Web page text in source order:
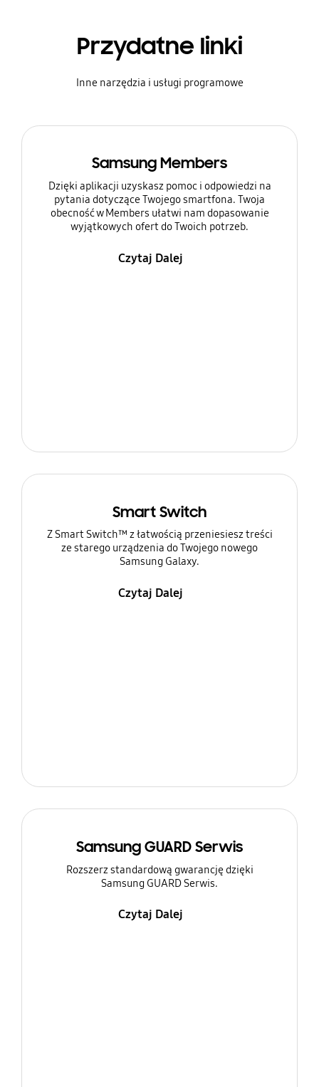
Przydatne linki
Inne narzędzia i usługi programowe
Samsung Members
Dzięki aplikacji uzyskasz pomoc i odpowiedzi na
pytania dotyczące Twojego smartfona. Twoja
obecność w Members ułatwi nam dopasowanie
wyjątkowych ofert do Twoich potrzeb.
Czytaj Dalej
Smart Switch
Z Smart Switch™ z łatwością przeniesiesz treści
ze starego urządzenia do Twojego nowego
Samsung Galaxy.
Czytaj Dalej
Samsung GUARD Serwis
Rozszerz standardową gwarancję dzięki
Samsung GUARD Serwis.
Czytaj Dalej